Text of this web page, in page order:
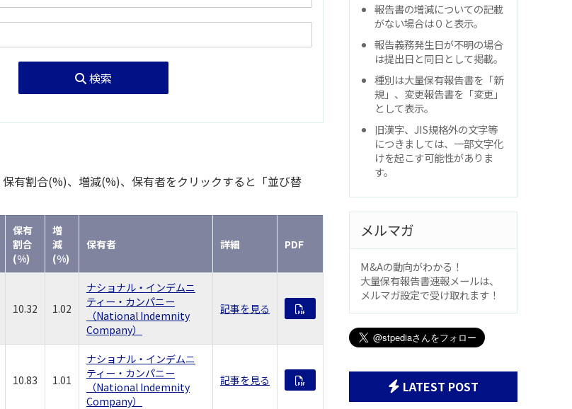
検索
有割合(%)、増減(%)、保有者をクリックすると「並び替
保有
割合
(%)
増
減
(%)
保有者 詳細 PDF
10.32 1.02
ナショナル・インデムニ
ティー・カンパニー
（National Indemnity
Company）
記事を見る
10.83 1.01
ナショナル・インデムニ
ティー・カンパニー
（National Indemnity
Company）
記事を見る
報告書の増減についての記載
がない場合は０と表示。
報告義務発生日が不明の場合
は提出日と同日として掲載。
種別は大量保有報告書を「新
規」、変更報告書を「変更」
として表示。
旧漢字、JIS規格外の文字等
につきましては、一部文字化
けを起こす可能性がありま
す。
メルマガ
M&Aの動向がわかる！
大量保有報告書速報メールは、
メルマガ設定で受け取れます！
LATEST POST